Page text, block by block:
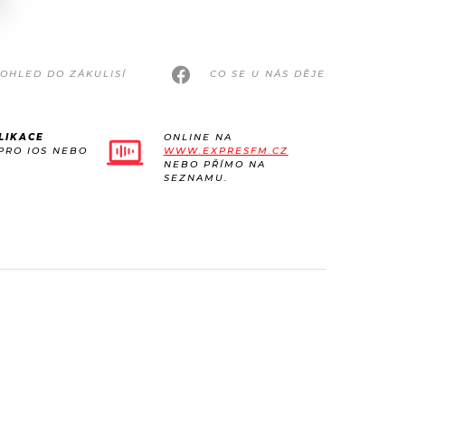
DO ZÁKULISÍ CO SE U NÁS DĚJE
IOS NEBO
ONLINE NA
WWW.EXPRESFM.CZ
NEBO PŘÍMO NA
SEZNAMU.